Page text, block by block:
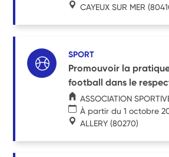
CAYEUX SUR MER
SPORT
Promouvoir la
football dans le
ASSOCIATION
À partir du 1 octobre
ALLERY (80270)